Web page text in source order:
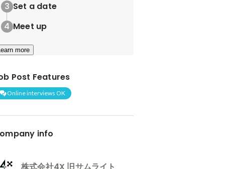
Set a date
Meet up
more
Post Features
Online interviews OK
info